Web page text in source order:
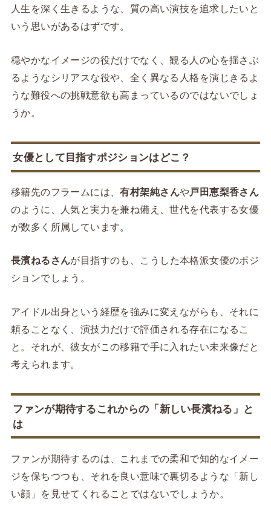
人生を深く生きるような、質の高い演技を追求したいと
いう思いがあるはずです。
穏やかなイメージの役だけでなく、観る人の心を揺さぶ
るようなシリアスな役や、全く異なる人格を演じきるよ
うな難役への挑戦意欲も高まっているのではないでしょ
うか。
女優として目指すポジションはどこ？
移籍先のフラームには、有村架純さんや戸田恵梨香さん
のように、人気と実力を兼ね備え、世代を代表する女優
が数多く所属しています。
長濱ねるさんが目指すのも、こうした本格派女優のポジ
ションでしょう。
アイドル出身という経歴を強みに変えながらも、それに
頼ることなく、演技力だけで評価される存在になるこ
と。それが、彼女がこの移籍で手に入れたい未来像だと
考えられます。
ファンが期待するこれからの「新しい長濱ねる」と
は
ファンが期待するのは、これまでの柔和で知的なイメー
ジを保ちつつも、それを良い意味で裏切るような「新し
い顔」を見せてくれることではないでしょうか。